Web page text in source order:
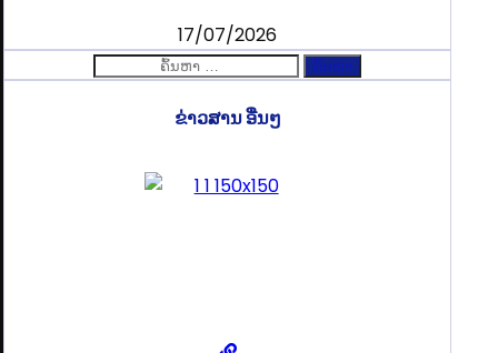
17/07/2026
ຄົ້ນຫາ
ຂ່າວສານ ອື່ນໆ